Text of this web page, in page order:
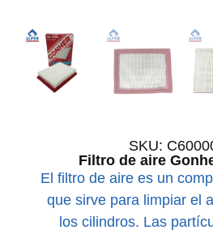
SKU:
Filtro de aire
El filtro de aire es un
que sirve para limpiar el
los cilindros. Las